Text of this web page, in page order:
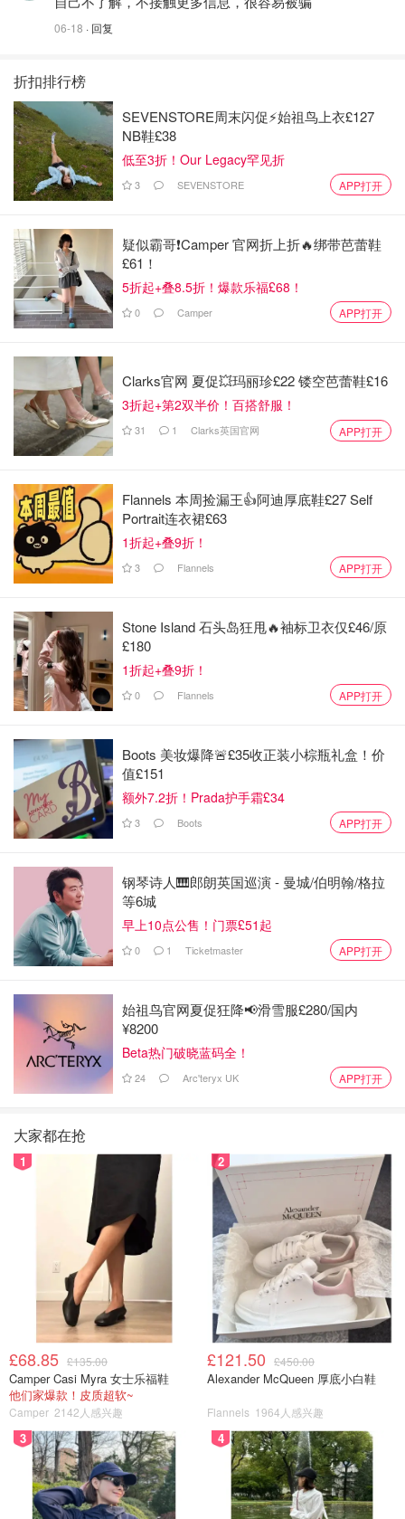
06-18 · 回复
折扣排行榜
SEVENSTORE周末闪促⚡️始祖鸟上衣£127
NB鞋£38
低至3折！Our Legacy罕见折
3 SEVENSTORE APP打开
疑似霸哥❗️Camper 官网折上折🔥绑带芭蕾鞋
£61！
5折起+叠8.5折！爆款乐福£68！
0 Camper APP打开
Clarks官网 夏促💥玛丽珍£22 镂空芭蕾鞋£16
3折起+第2双半价！百搭舒服！
31 1 Clarks英国官网 APP打开
Flannels 本周捡漏王👍阿迪厚底鞋£27 Self
Portrait连衣裙£63
1折起+叠9折！
3 Flannels APP打开
Stone Island 石头岛狂甩🔥袖标卫衣仅£46/原
£180
1折起+叠9折！
0 Flannels APP打开
Boots 美妆爆降🚨£35收正装小棕瓶礼盒！价
值£151
额外7.2折！Prada护手霜£34
3 Boots APP打开
钢琴诗人🎹郎朗英国巡演 - 曼城/伯明翰/格拉
等6城
早上10点公售！门票£51起
0 1 Ticketmaster APP打开
始祖鸟官网夏促狂降📢滑雪服£280/国内
¥8200
Beta热门破晓蓝码全！
24 Arc'teryx UK APP打开
大家都在抢
1
£68.85 £135.00
Camper Casi Myra 女士乐福鞋
他们家爆款！皮质超软~
Camper 2142人感兴趣
2
£121.50 £450.00
Alexander McQueen 厚底小白鞋
Flannels 1964人感兴趣
3 4